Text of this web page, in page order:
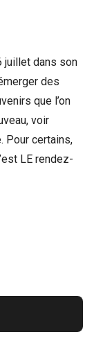
juillet dans son
des
que l’on
voir
Pour certains,
LE rendez-